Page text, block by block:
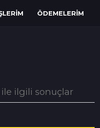
ÖDEMELERIM
ile ilgili sonuçlar